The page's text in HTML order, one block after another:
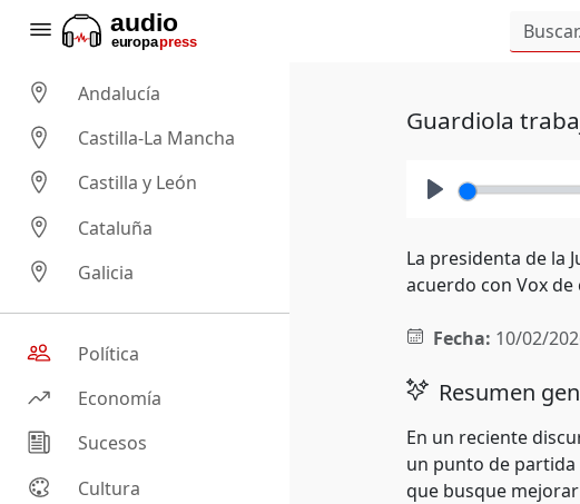
Andalucía
Castilla-La Mancha
Castilla y León
Cataluña
Galicia
Política
Economía
Sucesos
Cultura
Guardiola
La presidenta de la
acuerdo con Vox
Fecha: 10/02/
Resumen
En un reciente
un punto de
que busque